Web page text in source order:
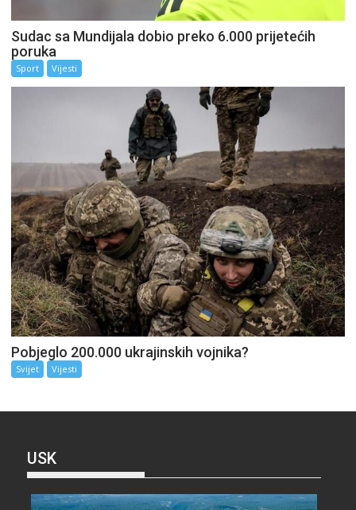
Sudac sa Mundijala dobio preko 6.000 prijetećih
poruka
Sport Vijesti
Pobjeglo 200.000 ukrajinskih vojnika?
Svijet Vijesti
USK